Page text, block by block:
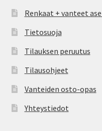
Renkaat + vanteet
Tietosuoja
Tilauksen peruutus
Tilausohjeet
Vanteiden osto-opas
Yhteystiedot